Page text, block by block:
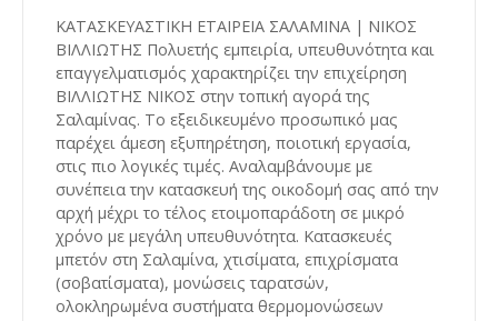
ΚΑΤΑΣΚΕΥΑΣΤΙΚΗ ΕΤΑΙΡΕΙΑ ΣΑΛΑΜΙΝΑ | ΝΙΚΟΣ
ΒΙΛΛΙΩΤΗΣ Πολυετής εμπειρία, υπευθυνότητα και
επαγγελματισμός χαρακτηρίζει την επιχείρηση
ΒΙΛΛΙΩΤΗΣ ΝΙΚΟΣ στην τοπική αγορά της
Σαλαμίνας. Το εξειδικευμένο προσωπικό μας
παρέχει άμεση εξυπηρέτηση, ποιοτική εργασία,
στις πιο λογικές τιμές. Αναλαμβάνουμε με
συνέπεια την κατασκευή της οικοδομή σας από την
αρχή μέχρι το τέλος ετοιμοπαράδοτη σε μικρό
χρόνο με μεγάλη υπευθυνότητα. Κατασκευές
μπετόν στη Σαλαμίνα, χτισίματα, επιχρίσματα
(σοβατίσματα), μονώσεις ταρατσών,
ολοκληρωμένα συστήματα θερμομονώσεων